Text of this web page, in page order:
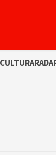
CULTURA